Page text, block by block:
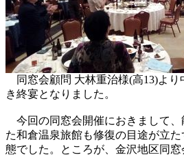
同窓会顧問 大林重治様(高13)より
き終宴となりました。
今回の同窓会開催におきまして、
た和倉温泉旅館も修復の目途が立
態でした。ところが、金沢地区同